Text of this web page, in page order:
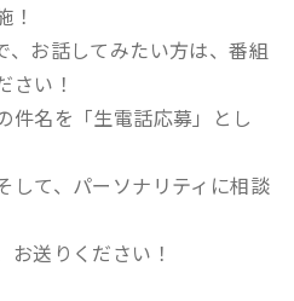
！
、お話してみたい方は、番組
さい！
件名を「生電話応募」とし
して、パーソナリティに相談
お送りください！